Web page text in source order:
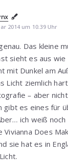
2014 um 10:39 Uhr
Das kleine
sieht es aus wie
mit Dunkel am
Licht ziemlich
– aber
gibt es eines für
ich weiß
Vivianna Does
sie hat es in